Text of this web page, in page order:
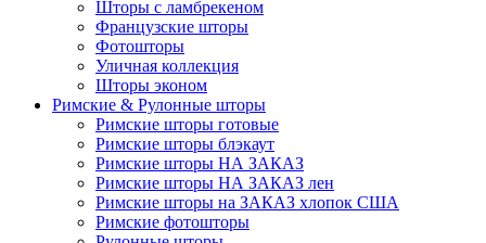
Шторы с ламбрекеном
Французские шторы
Фотошторы
Уличная коллекция
Шторы эконом
Римские & Рулонные шторы
Римские шторы готовые
Римские шторы блэкаут
Римские шторы НА ЗАКАЗ
Римские шторы НА ЗАКАЗ лен
Римские шторы на ЗАКАЗ хлопок США
Римские фотошторы